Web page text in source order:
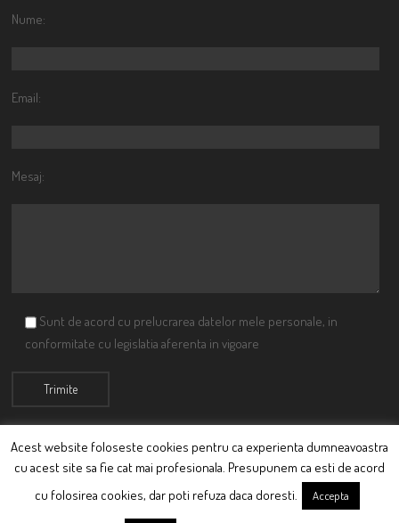
Nume:
Email:
Mesaj:
Sunt de acord cu prelucrarea datelor mele personale, in
conformitate cu legislatia aferenta in vigoare
© Ciutacu 2015 Parte a Imperiului Ciutacesc.
Acest website foloseste cookies pentru ca experienta dumneavoastra
cu acest site sa fie cat mai profesionala. Presupunem ca esti de acord
cu folosirea cookies, dar poti refuza daca doresti.
Accepta